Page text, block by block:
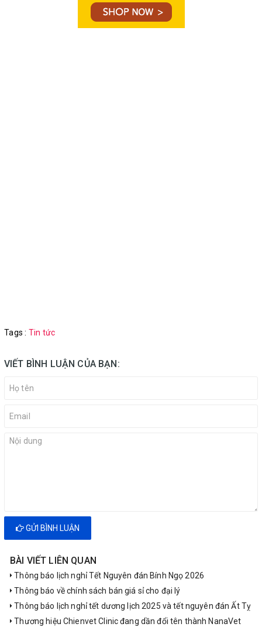
Tags : Tin tức
VIẾT BÌNH LUẬN CỦA BẠN:
GỬI BÌNH LUẬN
BÀI VIẾT LIÊN QUAN
Thông báo lịch nghỉ Tết Nguyên đán Bính Ngọ 2026
Thông báo về chính sách bán giá sỉ cho đại lý
Thông báo lịch nghỉ tết dương lịch 2025 và tết nguyên đán Ất Tỵ
Thương hiệu Chienvet Clinic đang dần đổi tên thành NanaVet